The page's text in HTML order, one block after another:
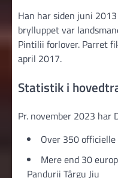
Han har siden juni
brylluppet var
Pintilii forlover. Parret
april 2017.
Statistik i
Pr. november 2023 har
Over 350
Mere end 30
Pandurii Târgu Jiu